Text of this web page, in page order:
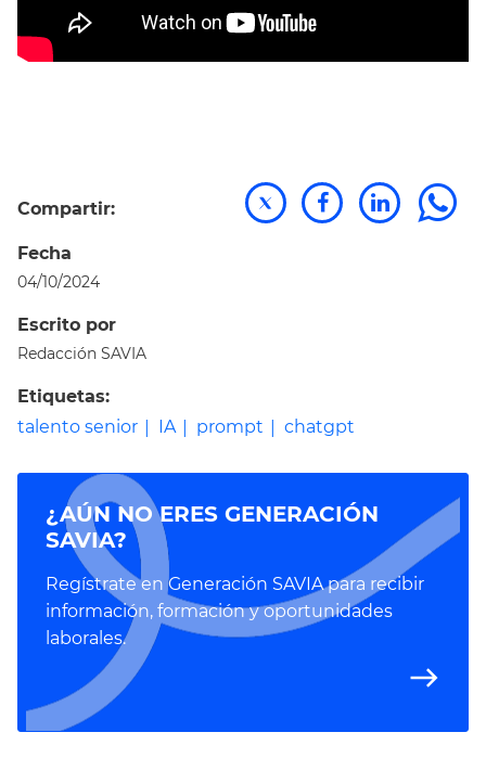
Compartir:
Fecha
04/10/2024
Escrito por
Redacción SAVIA
Etiquetas:
talento senior
IA prompt chatgpt
¿AÚN NO ERES GENERACIÓN
SAVIA?
Regístrate en Generación SAVIA para recibir
información, formación y oportunidades
laborales.
east